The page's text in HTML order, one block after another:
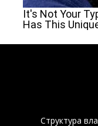
Структура